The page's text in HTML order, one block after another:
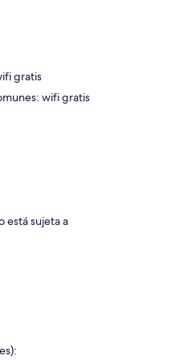
gratis
wifi gratis
está sujeta a